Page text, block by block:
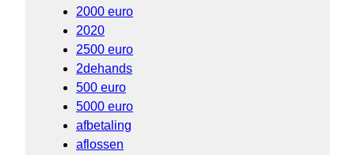
2000 euro
2020
2500 euro
2dehands
500 euro
5000 euro
afbetaling
aflossen